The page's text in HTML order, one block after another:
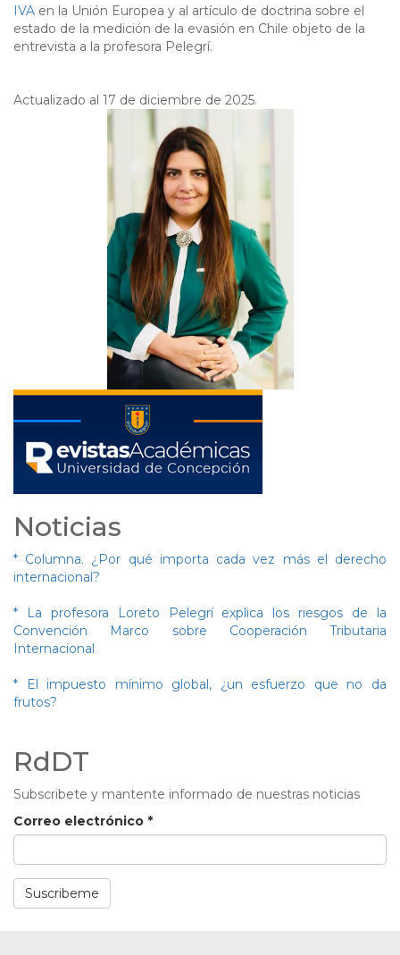
IVA en la Unión Europea y al artículo de doctrina sobre el
estado de la medición de la evasión en Chile objeto de la
entrevista a la profesora Pelegrí.
Actualizado al 17 de diciembre de 2025.
Noticias
* Columna. ¿Por qué importa cada vez más el derecho
internacional?
* La profesora Loreto Pelegrí explica los riesgos de la
Convención Marco sobre Cooperación Tributaria
Internacional
* El impuesto mínimo global, ¿un esfuerzo que no da
frutos?
RdDT
Subscribete y mantente informado de nuestras noticias
Correo electrónico *
Suscribeme